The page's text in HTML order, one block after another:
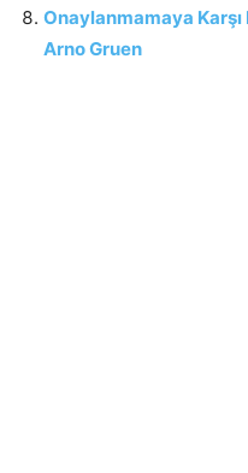
Onaylanmamaya
Arno Gruen